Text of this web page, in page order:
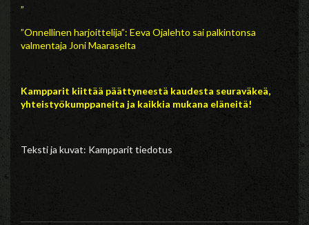
”
”Onnellinen harjoittelija”: Eeva Ojalehto sai palkintonsa
valmentaja Joni Maaraselta
Kampparit kiittää päättyneestä kaudesta seuraväkeä,
yhteistyökumppaneita ja kaikkia mukana eläneitä!
Teksti ja kuvat: Kampparit tiedotus